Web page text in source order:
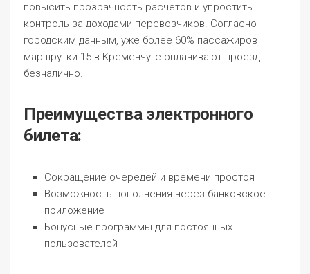
повысить прозрачность расчетов и упростить
контроль за доходами перевозчиков. Согласно
городским данным, уже более 60% пассажиров
маршрутки 15 в Кременчуге оплачивают проезд
безналично.
Преимущества электронного
билета:
Сокращение очередей и времени простоя
Возможность пополнения через банковское
приложение
Бонусные программы для постоянных
пользователей